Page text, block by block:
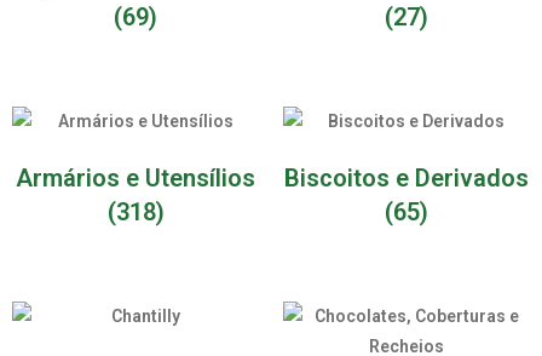
(69)
(27)
Armários e Utensílios
(318)
Biscoitos e Derivados
(65)